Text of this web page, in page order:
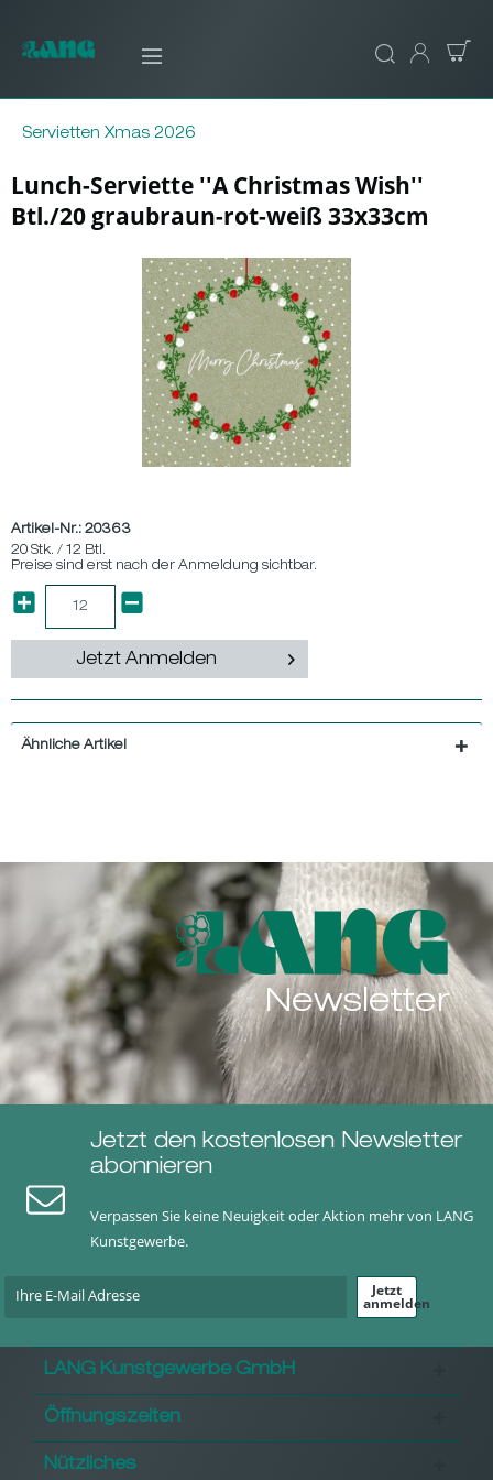
Servietten Xmas 2026
Lunch-Serviette ''A Christmas Wish''
Btl./20 graubraun-rot-weiß 33x33cm
Artikel-Nr.: 20363
20 Stk. / 12 Btl.
Preise sind erst nach der Anmeldung sichtbar.
Jetzt Anmelden
Ähnliche Artikel
Newsletter
Jetzt den kostenlosen Newsletter
abonnieren
Verpassen Sie keine Neuigkeit oder Aktion mehr von LANG
Kunstgewerbe.
Jetzt
anmelden
LANG Kunstgewerbe GmbH
Öffnungszeiten
Nützliches